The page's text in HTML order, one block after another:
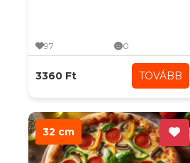
97 0
3360 Ft TOVÁBB
32 cm